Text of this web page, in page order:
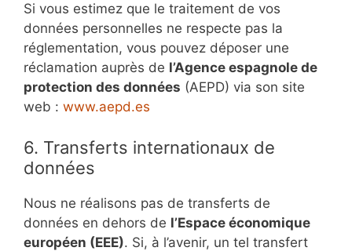
Si vous estimez que le traitement de vos
données personnelles ne respecte pas la
réglementation, vous pouvez déposer une
réclamation auprès de l’Agence espagnole de
protection des données (AEPD) via son site
web : www.aepd.es
6. Transferts internationaux de
données
Nous ne réalisons pas de transferts de
données en dehors de l’Espace économique
européen (EEE). Si, à l’avenir, un tel transfert